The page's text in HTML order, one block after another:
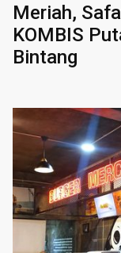
Meriah,
KOMBIS
Bintang